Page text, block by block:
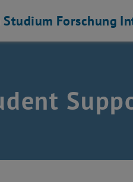
Studium Forschung